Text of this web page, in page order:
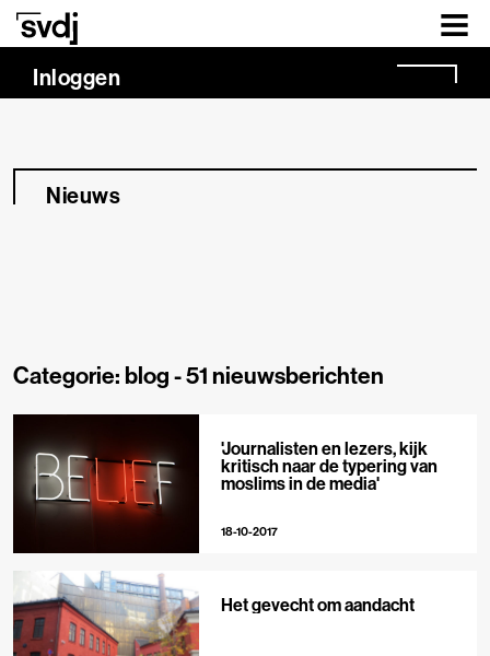
Naar hoofdinhoud
Inloggen
Nieuws
Categorie: blog -51 nieuwsberichten
'Journalisten en lezers, kijk
kritisch naar de typering van
moslims in de media'
18-10-2017
Het gevecht om aandacht